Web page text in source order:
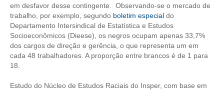
LEGISLAÇÃO
LEI 4.950-A/1966 – PISO SALARIAL
LEI 5.194/1966 – REGULAMENTAÇÃO DA PROFISSÃO
LEI 6.496/1977 – ART
em desfavor desse contingente. Observando-se o mercado de
trabalho, por exemplo, segundo boletim especial do
Departamento Intersindical de Estatística e Estudos
Socioeconômicos (Dieese), os negros ocupam apenas 33,7%
dos cargos de direção e gerência, o que representa um em
cada 48 trabalhadores. A proporção entre brancos é de 1 para
18.
Estudo do Núcleo de Estudos Raciais do Insper, com base em